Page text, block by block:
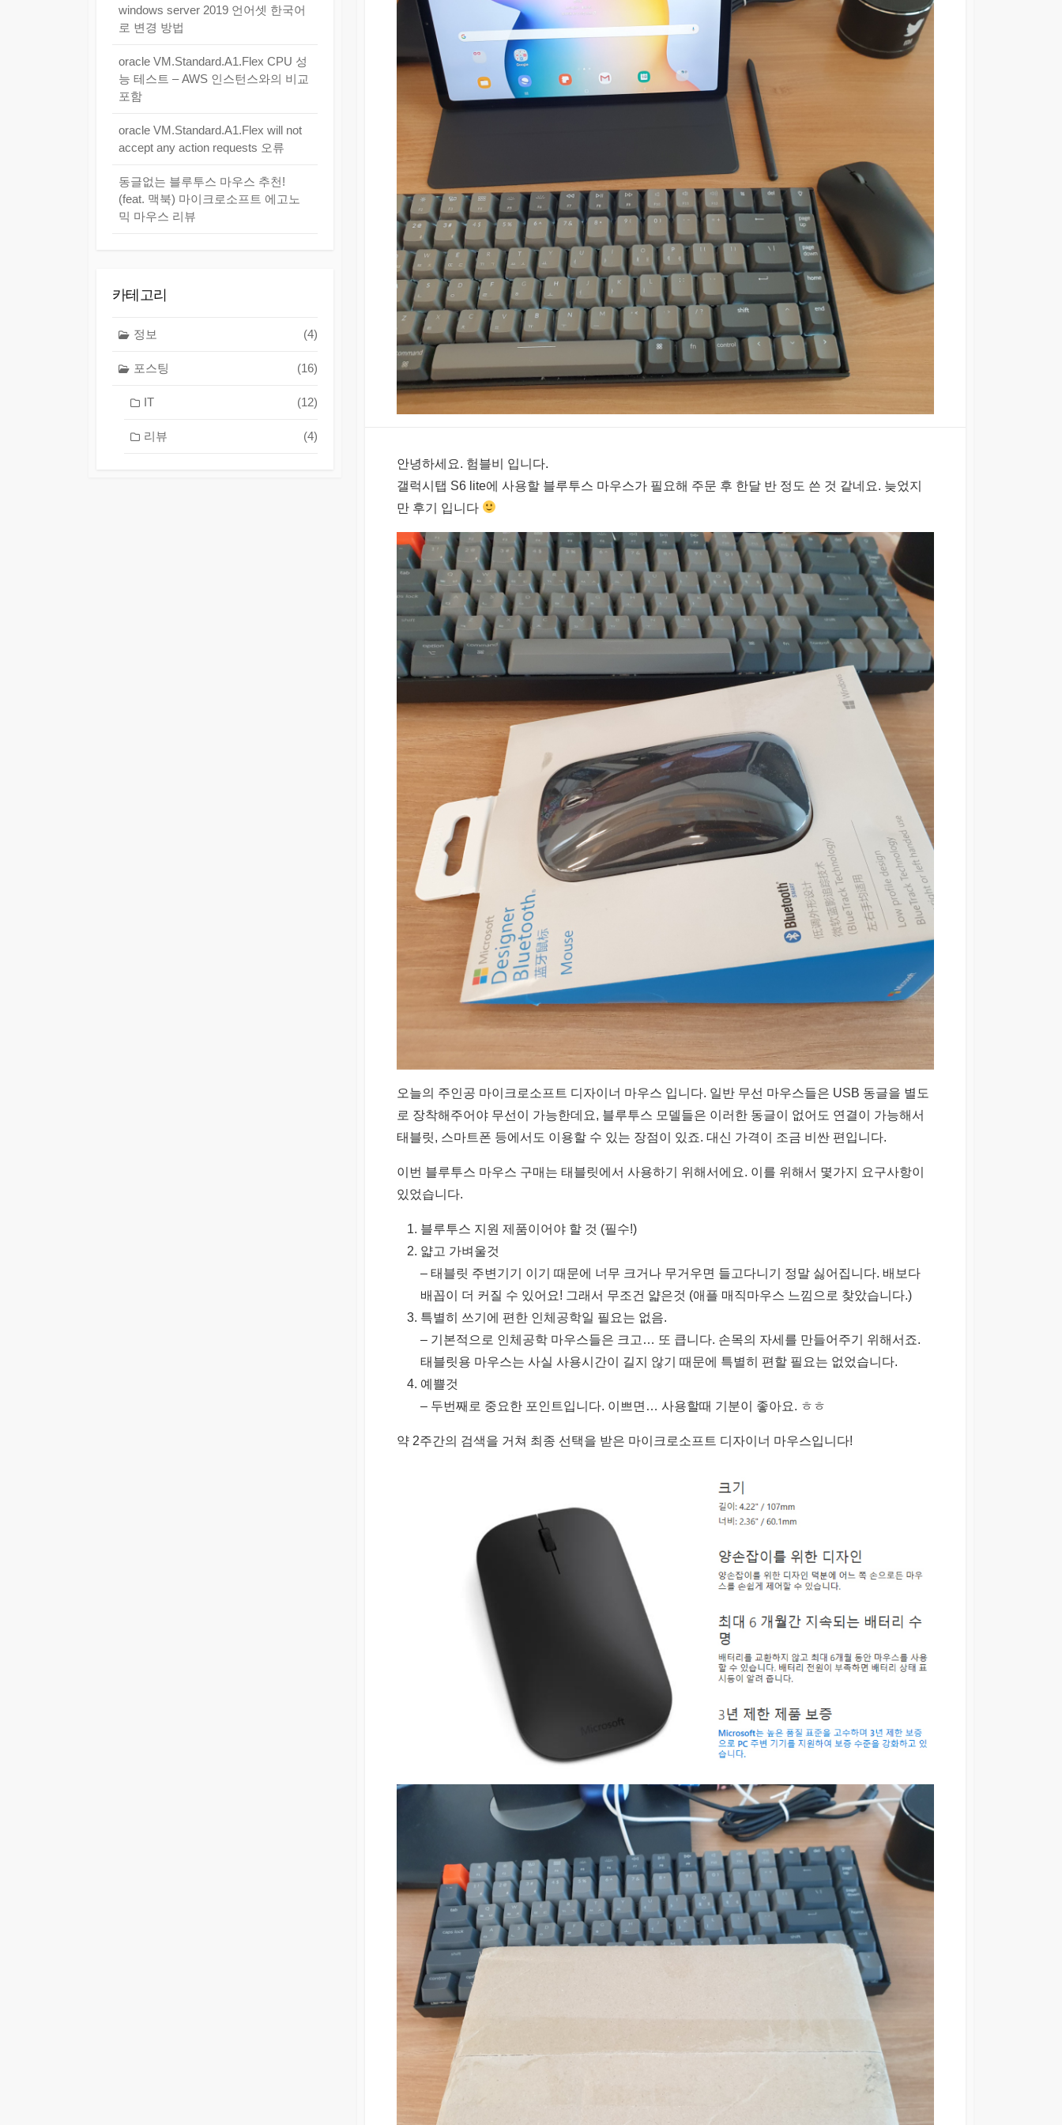
안녕하세요. 험블비 입니다.
갤럭시탭 S6 lite에 사용할 블루투스 마우스가 필요해 주문 후 한달 반 정도 쓴 것 같네요. 늦었지
만 후기 입니다
오늘의 주인공 마이크로소프트 디자이너 마우스 입니다. 일반 무선 마우스들은 USB 동글을 별도
로 장착해주어야 무선이 가능한데요, 블루투스 모델들은 이러한 동글이 없어도 연결이 가능해서
태블릿, 스마트폰 등에서도 이용할 수 있는 장점이 있죠. 대신 가격이 조금 비싼 편입니다.
이번 블루투스 마우스 구매는 태블릿에서 사용하기 위해서에요. 이를 위해서 몇가지 요구사항이
있었습니다.
블루투스 지원 제품이어야 할 것 (필수!)
얇고 가벼울것
– 태블릿 주변기기 이기 때문에 너무 크거나 무거우면 들고다니기 정말 싫어집니다. 배보다
배꼽이 더 커질 수 있어요! 그래서 무조건 얇은것 (애플 매직마우스 느낌으로 찾았습니다.)
특별히 쓰기에 편한 인체공학일 필요는 없음.
– 기본적으로 인체공학 마우스들은 크고… 또 큽니다. 손목의 자세를 만들어주기 위해서죠.
태블릿용 마우스는 사실 사용시간이 길지 않기 때문에 특별히 편할 필요는 없었습니다.
예쁠것
– 두번째로 중요한 포인트입니다. 이쁘면… 사용할때 기분이 좋아요. ㅎㅎ
약 2주간의 검색을 거쳐 최종 선택을 받은 마이크로소프트 디자이너 마우스입니다!
windows server 2019 언어셋 한국어
로 변경 방법
oracle VM.Standard.A1.Flex CPU 성
능 테스트 – AWS 인스턴스와의 비교
포함
oracle VM.Standard.A1.Flex will not
accept any action requests 오류
동글없는 블루투스 마우스 추천!
(feat. 맥북) 마이크로소프트 에고노
믹 마우스 리뷰
카테고리
정보 (4)
포스팅 (16)
IT (12)
리뷰 (4)